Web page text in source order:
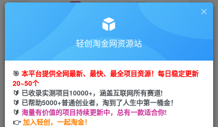
用户名或邮箱
登录密码
轻创淘金网资源站
🎯 本平台提供全网最新、最快、最全项目资源！每日稳定更新
20~50个
🔰 已收录实测项目10000+，涵盖互联网所有赛道!
🔰 已帮助5000+普通创业者，淘到了人生中第一桶金！
🔰 海量有价值的项目持续更新中，总有一款适合你!
👉加入轻创，一起淘金！